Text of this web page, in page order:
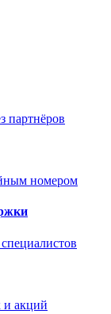
партнёров
номером
и акций